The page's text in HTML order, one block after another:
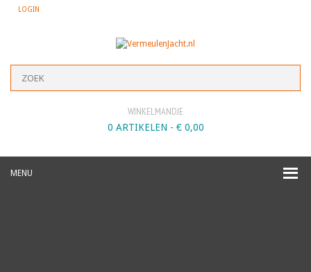
LOGIN
WINKELMANDJE
0 ARTIKELEN - €0,00
MENU